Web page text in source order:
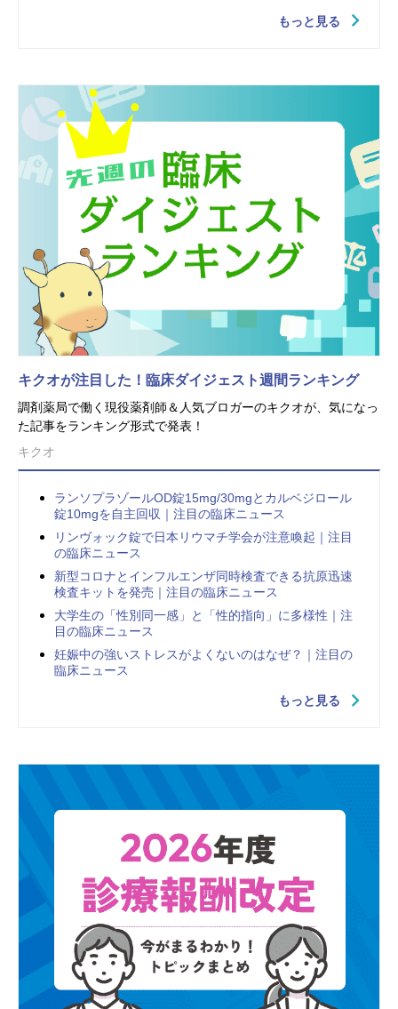
もっと見る
キクオが注目した！臨床ダイジェスト週間ランキング
調剤薬局で働く現役薬剤師＆人気ブロガーのキクオが、気になっ
た記事をランキング形式で発表！
キクオ
ランソプラゾールOD錠15mg/30mgとカルベジロール
錠10mgを自主回収｜注目の臨床ニュース
リンヴォック錠で日本リウマチ学会が注意喚起｜注目
の臨床ニュース
新型コロナとインフルエンザ同時検査できる抗原迅速
検査キットを発売｜注目の臨床ニュース
大学生の「性別同一感」と「性的指向」に多様性｜注
目の臨床ニュース
妊娠中の強いストレスがよくないのはなぜ？｜注目の
臨床ニュース
もっと見る